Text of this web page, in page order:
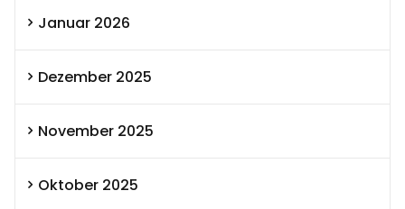
Januar 2026
Dezember 2025
November 2025
Oktober 2025